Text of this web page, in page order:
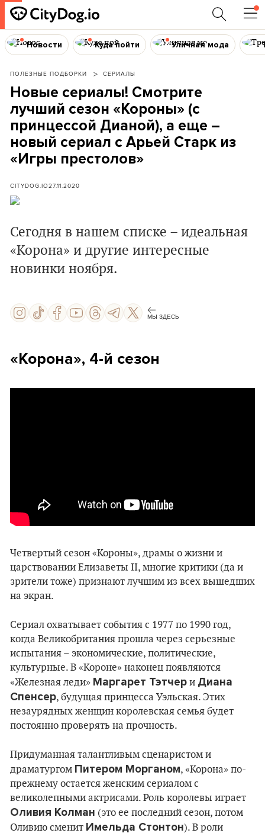
Новости Куда пойти Уличная мода
ПОЛЕЗНЫЕ ПОДБОРКИ СЕРИАЛЫ
Новые сериалы! Смотрите
лучший сезон «Короны» (с
принцессой Дианой), а еще –
новый сериал с Арьей Старк из
«Игры престолов»
CITYDOG.IO27.11.2020
Сегодня в нашем списке – идеальная
«Корона» и другие интересные
новинки ноября.
МЫ ЗДЕСЬ
«Корона», 4-й сезон
Четвертый сезон «Короны», драмы о жизни и
царствовании Елизаветы II, многие критики (да и
зрители тоже) признают лучшим из всех вышедших
на экран.
Сериал охватывает события с 1977 по 1990 год,
когда Великобритания прошла через серьезные
испытания – экономические, политические,
культурные. В «Короне» наконец появляются
«Железная леди» Маргарет Тэтчер и Диана
Спенсер, будущая принцесса Уэльская. Этих
незаурядных женщин королевская семья будет
постоянно проверять на прочность.
Придуманная талантливым сценаристом и
драматургом Питером Морганом, «Корона» по-
прежнему остается женским сериалом с
великолепными актрисами. Роль королевы играет
Оливия Колман (это ее последний сезон, потом
Оливию сменит Имельда Стонтон). В роли